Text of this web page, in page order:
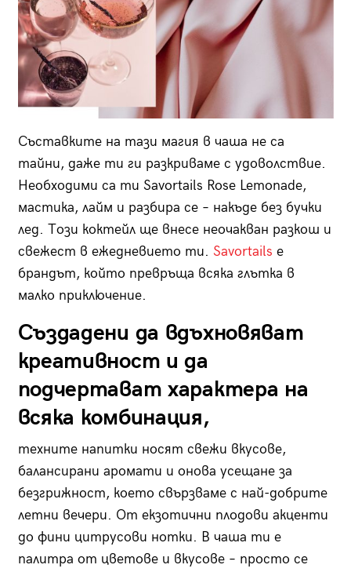
Съставките на тази магия в чаша не са
тайни, даже ти ги разкриваме с удоволствие.
Необходими са ти Savortails Rose Lemonade,
мастика, лайм и разбира се – накъде без бучки
лед. Този коктейл ще внесе неочакван разкош и
свежест в ежедневието ти. Savortails е
брандът, който превръща всяка глътка в
малко приключение.
Създадени да вдъхновяват
креативност и да
подчертават характера на
всяка комбинация,
техните напитки носят свежи вкусове,
балансирани аромати и онова усещане за
безгрижност, което свързваме с най-добрите
летни вечери. От екзотични плодови акценти
до фини цитрусови нотки. В чаша ти е
палитра от цветове и вкусове – просто се